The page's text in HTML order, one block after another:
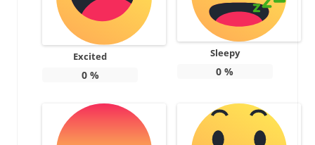
Excited
0%
Sleepy
0 %